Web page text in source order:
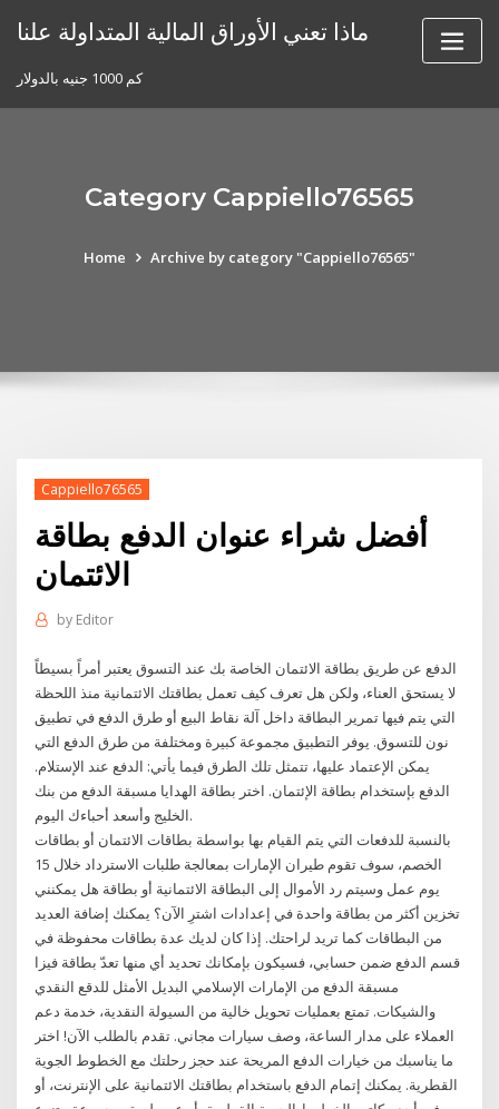
ماذا تعني الأوراق المالية المتداولة علنا
كم 1000 جنيه بالدولار
Category Cappiello76565
Home Archive by category "Cappiello76565"
Cappiello76565
أفضل شراء عنوان الدفع بطاقة
الائتمان
by Editor
الدفع عن طريق بطاقة الائتمان الخاصة بك عند التسوق يعتبر أمراً بسيطاً
لا يستحق العناء، ولكن هل تعرف كيف تعمل بطاقتك الائتمانية منذ اللحظة
التي يتم فيها تمرير البطاقة داخل آلة نقاط البيع أو طرق الدفع في تطبيق
نون للتسوق. يوفر التطبيق مجموعة كبيرة ومختلفة من طرق الدفع التي
يمكن الإعتماد عليها، تتمثل تلك الطرق فيما يأتي: الدفع عند الإستلام.
الدفع بإستخدام بطاقة الإئتمان. اختر بطاقة الهدايا مسبقة الدفع من بنك
الخليج وأسعد أحباءك اليوم.
بالنسبة للدفعات التي يتم القيام بها بواسطة بطاقات الائتمان أو بطاقات
الخصم، سوف تقوم طيران الإمارات بمعالجة طلبات الاسترداد خلال 15
يوم عمل وسيتم رد الأموال إلى البطاقة الائتمانية أو بطاقة هل يمكنني
تخزين أكثر من بطاقة واحدة في إعدادات اشترِ الآن؟ يمكنك إضافة العديد
من البطاقات كما تريد لراحتك. إذا كان لديك عدة بطاقات محفوظة في
قسم الدفع ضمن حسابي، فسيكون بإمكانك تحديد أي منها تعدّ بطاقة فيزا
مسبقة الدفع من الإمارات الإسلامي البديل الأمثل للدقع النقدي
والشيكات. تمتع بعمليات تحويل خالية من السيولة النقدية، خدمة دعم
العملاء على مدار الساعة، وصف سيارات مجاني. تقدم بالطلب الآن! اختر
ما يناسبك من خيارات الدفع المريحة عند حجز رحلتك مع الخطوط الجوية
القطرية. يمكنك إتمام الدفع باستخدام بطاقتك الائتمانية على الإنترنت، أو